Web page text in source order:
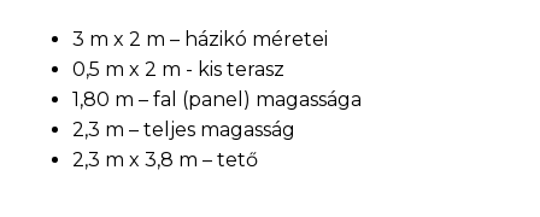
3 m x 2 m – házikó méretei
0,5 m x 2 m - kis terasz
1,80 m – fal (panel) magassága
2,3 m – teljes magasság
2,3 m x 3,8 m – tető